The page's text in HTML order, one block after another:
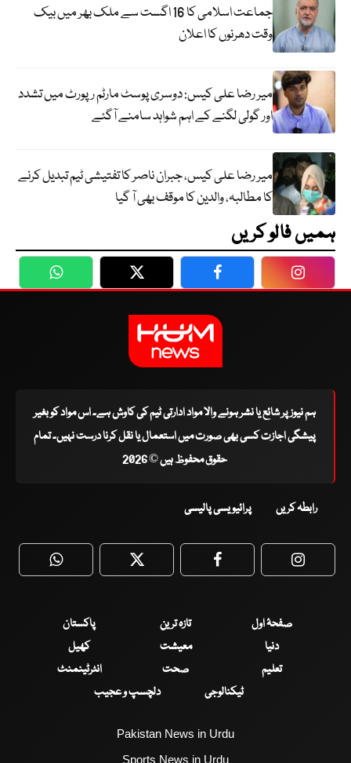
جماعت اسلامی کا 16 اگست سے ملک بھر میں بیک
وقت دھرنوں کا اعلان
میر رضا علی کیس: دوسری پوسٹ مارٹم رپورٹ میں تشدد
اور گولی لگنے کے اہم شواہد سامنے آگئے
میر رضا علی کیس، جبران ناصر کا تفتیشی ٹیم تبدیل کرنے
کا مطالبہ، والدین کا موقف بھی آ گیا
ہمیں فالو کریں
WhatsApp Twitter Facebook
ہم نیوز پر شائع یا نشر ہونے والا مواد ادارتی ٹیم کی کاوش ہے۔ اس مواد کو بغیر
پیشگی اجازت کسی بھی صورت میں استعمال یا نقل کرنا درست نہیں۔ تمام
حقوق محفوظ ہیں © 2026
رابطہ کریں پرائیویسی پالیسی
WhatsApp Twitter Facebook
صفحۂ اول تازہ ترین
پاکستان
دنیا
معیشت
کھیل
تعلیم
صحت
انٹرٹینمنٹ
ٹیکنالوجی
دلچسپ و عجیب
Pakistan News in Urdu
Sports News in Urdu